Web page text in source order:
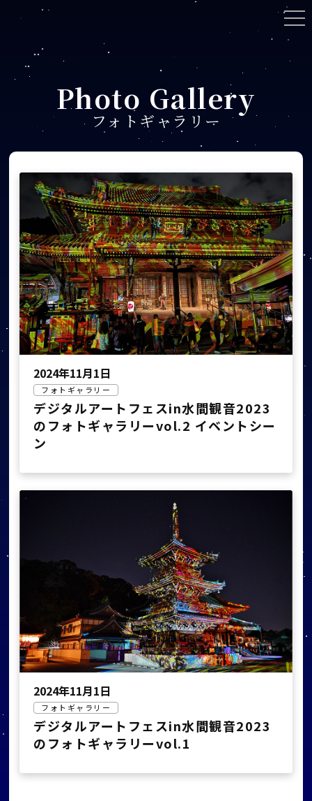
Photo Gallery
フォトギャラリー
2024年11月1日
フォトギャラリー
デジタルアートフェスin水間観音2023
のフォトギャラリーvol.2 イベントシー
ン
2024年11月1日
フォトギャラリー
デジタルアートフェスin水間観音2023
のフォトギャラリーvol.1